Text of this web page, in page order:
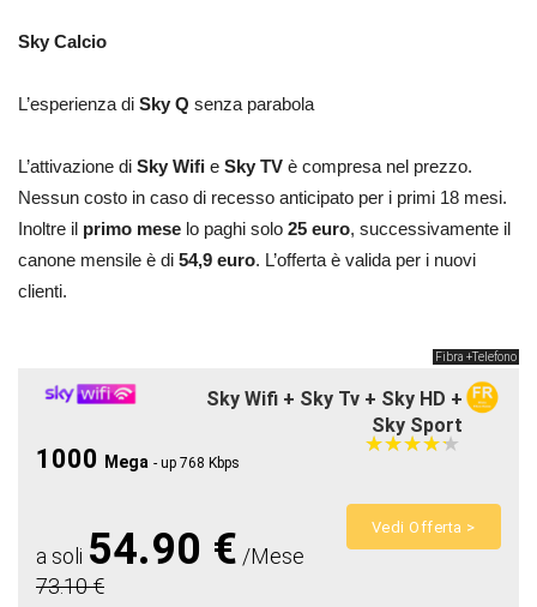
Sky Calcio
L’esperienza di Sky Q senza parabola
L’attivazione di Sky Wifi e Sky TV è compresa nel prezzo.
Nessun costo in caso di recesso anticipato per i primi 18 mesi.
Inoltre il primo mese lo paghi solo 25 euro, successivamente il
canone mensile è di 54,9 euro. L’offerta è valida per i nuovi
clienti.
Fibra +Telefono
Sky Wifi + Sky Tv + Sky HD +
Sky Sport
1000 Mega - up 768 Kbps
★★★★★
★★★★★
a soli 54.90 € /Mese
73.10 €
Vedi Offerta >